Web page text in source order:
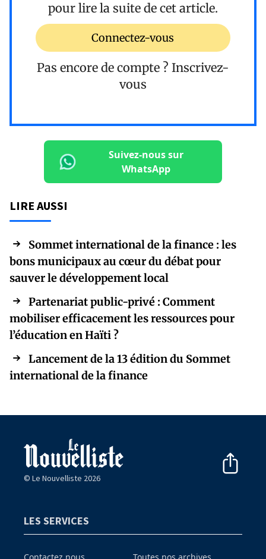
pour lire la suite de cet article.
Connectez-vous
Pas encore de compte ? Inscrivez-
vous
Suivez-nous sur
WhatsApp
LIRE AUSSI
Sommet international de la finance : les
bons municipaux au cœur du débat pour
sauver le développement local
Partenariat public-privé : Comment
mobiliser efficacement les ressources pour
l’éducation en Haïti ?
Lancement de la 13 édition du Sommet
international de la finance
© Le Nouvelliste 2026
LES SERVICES